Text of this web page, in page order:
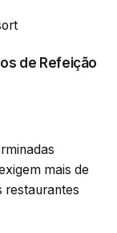
de Refeição
mais de
restaurantes